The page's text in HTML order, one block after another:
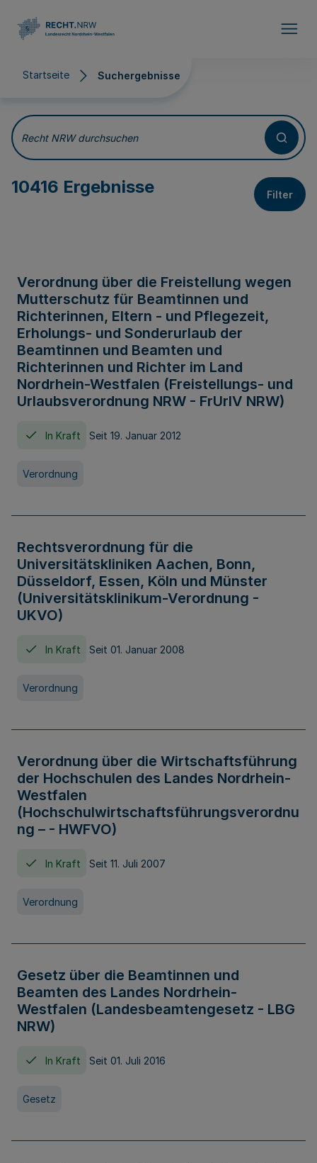
Startseite Suchergebnisse
Suchergebnisse
Recht NRW durchsuchen
10416 Ergebnisse Filter
Verordnung über die Freistellung wegen
Mutterschutz für Beamtinnen und
Richterinnen, Eltern - und Pflegezeit,
Erholungs- und Sonderurlaub der
Beamtinnen und Beamten und
Richterinnen und Richter im Land
Nordrhein-Westfalen (Freistellungs- und
Urlaubsverordnung NRW - FrUrlV NRW)
In Kraft Seit 19. Januar 2012
Verordnung
Rechtsverordnung für die
Universitätskliniken Aachen, Bonn,
Düsseldorf, Essen, Köln und Münster
(Universitätsklinikum-Verordnung -
UKVO)
In Kraft Seit 01. Januar 2008
Verordnung
Verordnung über die Wirtschaftsführung
der Hochschulen des Landes Nordrhein-
Westfalen
(Hochschulwirtschaftsführungsverordnu
ng – - HWFVO)
In Kraft Seit 11. Juli 2007
Verordnung
Gesetz über die Beamtinnen und
Beamten des Landes Nordrhein-
Westfalen (Landesbeamtengesetz - LBG
NRW)
In Kraft Seit 01. Juli 2016
Gesetz